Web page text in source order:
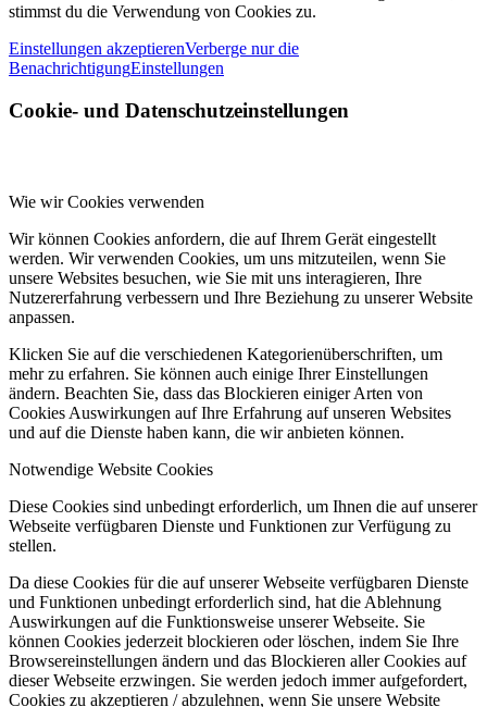
stimmst du die Verwendung von Cookies zu.
Einstellungen akzeptierenVerberge nur die
BenachrichtigungEinstellungen
Cookie- und Datenschutzeinstellungen
Wie wir Cookies verwenden
Wir können Cookies anfordern, die auf Ihrem Gerät eingestellt
werden. Wir verwenden Cookies, um uns mitzuteilen, wenn Sie
unsere Websites besuchen, wie Sie mit uns interagieren, Ihre
Nutzererfahrung verbessern und Ihre Beziehung zu unserer Website
anpassen.
Klicken Sie auf die verschiedenen Kategorienüberschriften, um
mehr zu erfahren. Sie können auch einige Ihrer Einstellungen
ändern. Beachten Sie, dass das Blockieren einiger Arten von
Cookies Auswirkungen auf Ihre Erfahrung auf unseren Websites
und auf die Dienste haben kann, die wir anbieten können.
Notwendige Website Cookies
Diese Cookies sind unbedingt erforderlich, um Ihnen die auf unserer
Webseite verfügbaren Dienste und Funktionen zur Verfügung zu
stellen.
Da diese Cookies für die auf unserer Webseite verfügbaren Dienste
und Funktionen unbedingt erforderlich sind, hat die Ablehnung
Auswirkungen auf die Funktionsweise unserer Webseite. Sie
können Cookies jederzeit blockieren oder löschen, indem Sie Ihre
Browsereinstellungen ändern und das Blockieren aller Cookies auf
dieser Webseite erzwingen. Sie werden jedoch immer aufgefordert,
Cookies zu akzeptieren / abzulehnen, wenn Sie unsere Website